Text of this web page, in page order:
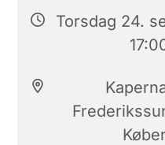
Torsdag 24.